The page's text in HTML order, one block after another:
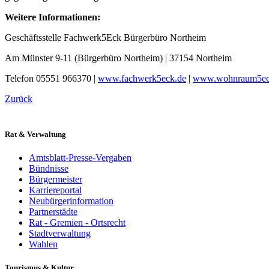
Weitere Informationen:
Geschäftsstelle Fachwerk5Eck Bürgerbüro Northeim
Am Münster 9-11 (Bürgerbüro Northeim) | 37154 Northeim
Telefon 05551 966370 | www.fachwerk5eck.de |
Zurück
Rat & Verwaltung
Amtsblatt-Presse-Vergaben
Bündnisse
Bürgermeister
Karriereportal
Neubürgerinformation
Partnerstädte
Rat - Gremien - Ortsrecht
Stadtverwaltung
Wahlen